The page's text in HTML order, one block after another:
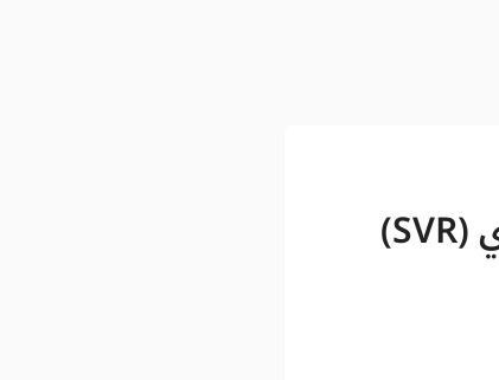
رخصة مزاولة مهنة المؤتمن على السفينة و/أو وكيل بحري (SVR)